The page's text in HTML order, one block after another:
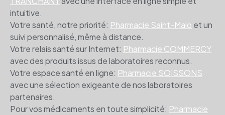
intuitive.
Votre santé, notre priorité: Pharmacie Saint-Malo et un
suivi personnalisé, même à distance.
Votre relais santé sur Internet: Pharmacie COMMERCY
avec des produits issus de laboratoires reconnus.
Votre espace santé en ligne: Pharmacie SOISSONS
avec une sélection exigeante de nos laboratoires
partenaires.
Pour vos médicaments en toute simplicité: Pharmacie